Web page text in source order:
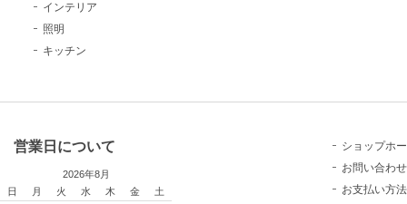
インテリア
照明
キッチン
営業日について
2026年8月
日
月 火 水 木 金
土
ショップホ
お問い合わせ
お支払い方